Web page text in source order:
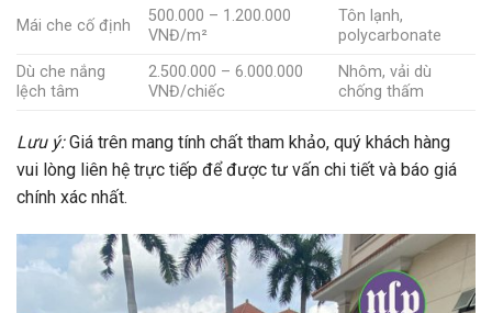
Mái che cố định
500.000 – 1.200.000
VNĐ/m²
Tôn lạnh,
polycarbonate
Dù che nắng
lệch tâm
2.500.000 – 6.000.000
VNĐ/chiếc
Nhôm, vải dù
chống thấm
Lưu ý:Giá trên mang tính chất tham khảo, quý khách hàng
vui lòng liên hệ trực tiếp để được tư vấn chi tiết và báo giá
chính xác nhất.